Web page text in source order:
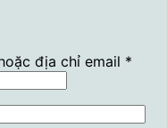
địa chỉ email *